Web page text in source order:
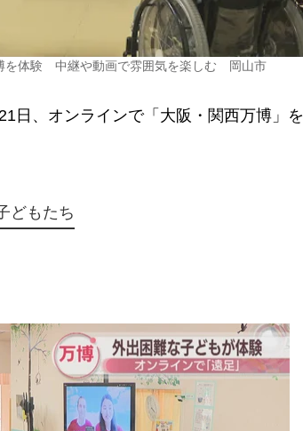
を体験 中継や動画で雰囲気を楽しむ 岡山市
日、オンラインで「大阪・関西万博」を
どもたち